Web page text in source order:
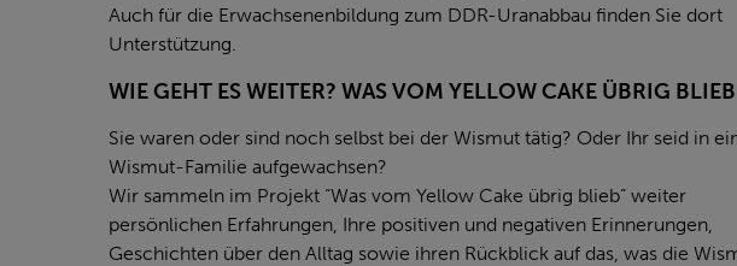
Auch für die Erwachsenenbildung zum DDR-Uranabbau finden Sie dort
Unterstützung.
WIE GEHT ES WEITER? WAS VOM YELLOW CAKE ÜBRIG BLIEB
Sie waren oder sind noch selbst bei der Wismut tätig? Oder Ihr seid in
Wismut-Familie aufgewachsen?
Wir sammeln im Projekt “Was vom Yellow Cake übrig blieb” weiter
persönlichen Erfahrungen, Ihre positiven und negativen Erinnerungen,
Geschichten über den Alltag sowie ihren Rückblick auf das, was die